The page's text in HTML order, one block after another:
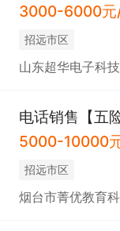
3000-6000元
招远市区
山东超华电子科
电话销售【五
5000-10000
招远市区
烟台市菁优教育